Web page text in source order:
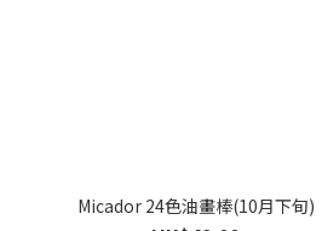
Micador 24色油畫棒(10月下旬)